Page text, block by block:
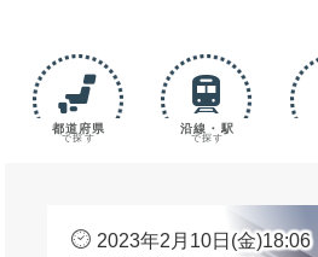
都道府県
で探す
沿線・駅
で探す
2023年2月10日(金)18:06